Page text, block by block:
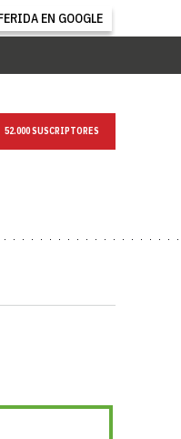
EN GOOGLE
NEWSLETTER